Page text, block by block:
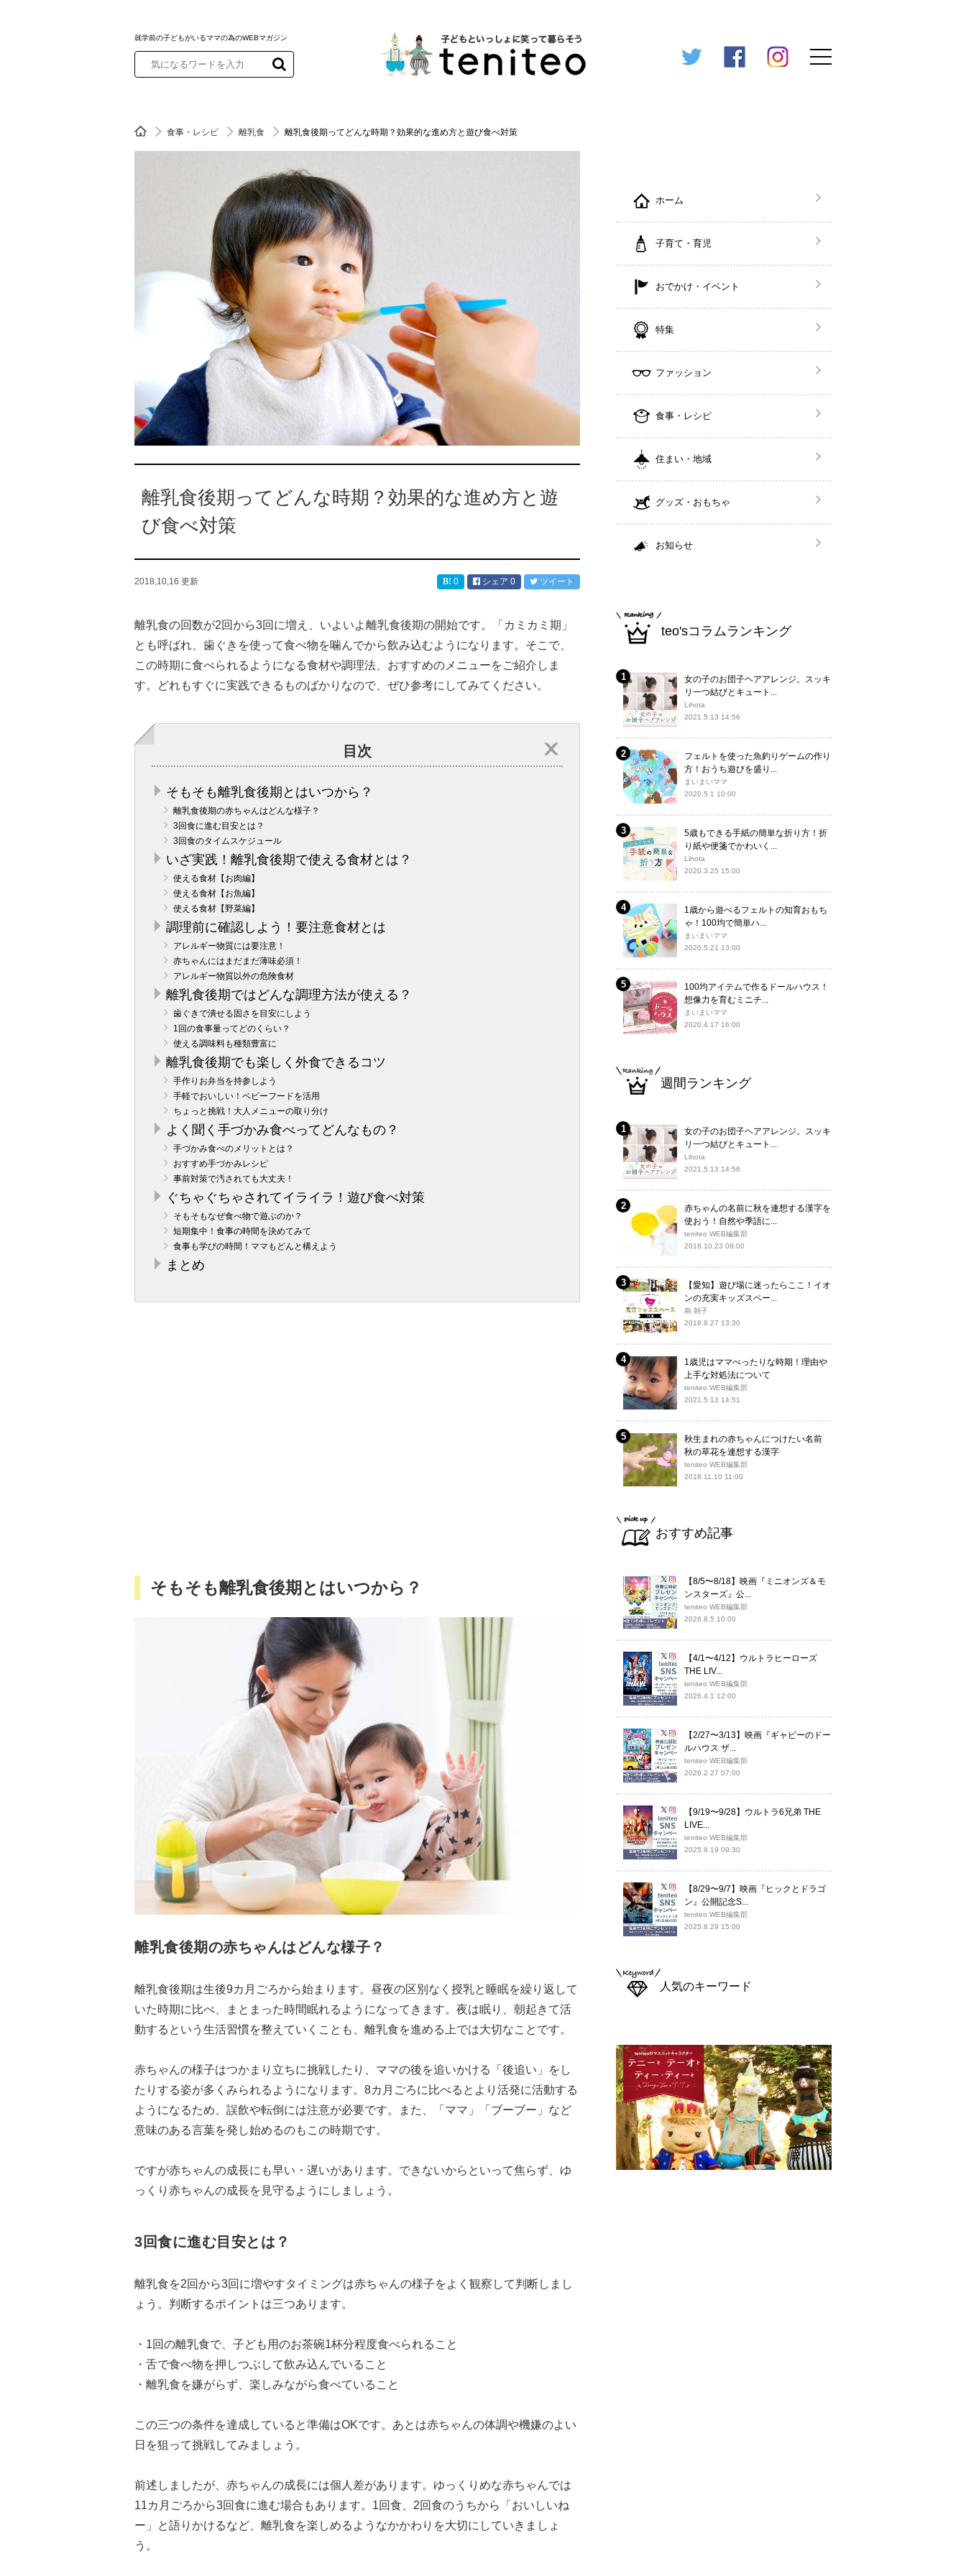
就学前の子どもがいるママの為のWEBマガジン
食事・レシピ 離乳食 離乳食後期ってどんな時期？効果的な進め方と遊び食べ対策
離乳食後期ってどんな時期？効果的な進め方と遊
び食べ対策
2018,10,16 更新 0 シェア 0 ツイート
離乳食の回数が2回から3回に増え、いよいよ離乳食後期の開始です。「カミカミ期」
とも呼ばれ、歯ぐきを使って食べ物を噛んでから飲み込むようになります。そこで、
この時期に食べられるようになる食材や調理法、おすすめのメニューをご紹介しま
す。どれもすぐに実践できるものばかりなので、ぜひ参考にしてみてください。
目次
そもそも離乳食後期とはいつから？
離乳食後期の赤ちゃんはどんな様子？
3回食に進む目安とは？
3回食のタイムスケジュール
いざ実践！離乳食後期で使える食材とは？
使える食材【お肉編】
使える食材【お魚編】
使える食材【野菜編】
調理前に確認しよう！要注意食材とは
アレルギー物質には要注意！
赤ちゃんにはまだまだ薄味必須！
アレルギー物質以外の危険食材
離乳食後期ではどんな調理方法が使える？
歯ぐきで潰せる固さを目安にしよう
1回の食事量ってどのくらい？
使える調味料も種類豊富に
離乳食後期でも楽しく外食できるコツ
手作りお弁当を持参しよう
手軽でおいしい！ベビーフードを活用
ちょっと挑戦！大人メニューの取り分け
よく聞く手づかみ食べってどんなもの？
手づかみ食べのメリットとは？
おすすめ手づかみレシピ
事前対策で汚されても大丈夫！
ぐちゃぐちゃされてイライラ！遊び食べ対策
そもそもなぜ食べ物で遊ぶのか？
短期集中！食事の時間を決めてみて
食事も学びの時間！ママもどんと構えよう
まとめ
そもそも離乳食後期とはいつから？
離乳食後期の赤ちゃんはどんな様子？
離乳食後期は生後9カ月ごろから始まります。昼夜の区別なく授乳と睡眠を繰り返して
いた時期に比べ、まとまった時間眠れるようになってきます。夜は眠り、朝起きて活
動するという生活習慣を整えていくことも、離乳食を進める上では大切なことです。
赤ちゃんの様子はつかまり立ちに挑戦したり、ママの後を追いかける「後追い」をし
たりする姿が多くみられるようになります。8カ月ごろに比べるとより活発に活動する
ようになるため、誤飲や転倒には注意が必要です。また、「ママ」「ブーブー」など
意味のある言葉を発し始めるのもこの時期です。
ですが赤ちゃんの成長にも早い・遅いがあります。できないからといって焦らず、ゆ
っくり赤ちゃんの成長を見守るようにしましょう。
3回食に進む目安とは？
離乳食を2回から3回に増やすタイミングは赤ちゃんの様子をよく観察して判断しまし
ょう。判断するポイントは三つあります。
・1回の離乳食で、子ども用のお茶碗1杯分程度食べられること
・舌で食べ物を押しつぶして飲み込んでいること
・離乳食を嫌がらず、楽しみながら食べていること
この三つの条件を達成していると準備はOKです。あとは赤ちゃんの体調や機嫌のよい
日を狙って挑戦してみましょう。
前述しましたが、赤ちゃんの成長には個人差があります。ゆっくりめな赤ちゃんでは
11カ月ごろから3回食に進む場合もあります。1回食、2回食のうちから「おいしいね
ー」と語りかけるなど、離乳食を楽しめるようなかかわりを大切にしていきましょ
う。
ホーム
子育て・育児
おでかけ・イベント
特集
ファッション
食事・レシピ
住まい・地域
グッズ・おもちゃ
お知らせ
teo'sコラムランキング
女の子のお団子ヘアアレンジ。スッキ
リ一つ結びとキュート...
Lihota
2021.5.13 14:56
フェルトを使った魚釣りゲームの作り
方！おうち遊びを盛り...
まいまいママ
2020.5.1 10:00
5歳もできる手紙の簡単な折り方！折
り紙や便箋でかわいく...
Lihota
2020.3.25 15:00
1歳から遊べるフェルトの知育おもち
ゃ！100均で簡単ハ...
まいまいママ
2020.5.21 13:00
100均アイテムで作るドールハウス！
想像力を育むミニチ...
まいまいママ
2020.4.17 16:00
週間ランキング
女の子のお団子ヘアアレンジ。スッキ
リ一つ結びとキュート...
Lihota
2021.5.13 14:56
赤ちゃんの名前に秋を連想する漢字を
使おう！自然や季語に...
teniteo WEB編集部
2018.10.23 08:00
【愛知】遊び場に迷ったらここ！イオ
ンの充実キッズスペー...
南 朝子
2018.8.27 13:30
1歳児はママべったりな時期！理由や
上手な対処法について
teniteo WEB編集部
2021.5.13 14:51
秋生まれの赤ちゃんにつけたい名前
秋の草花を連想する漢字
teniteo WEB編集部
2018.11.10 11:00
おすすめ記事
【8/5〜8/18】映画『ミニオンズ＆モ
ンスターズ』公...
teniteo WEB編集部
2026.8.5 10:00
【4/1〜4/12】ウルトラヒーローズ
THE LIV...
teniteo WEB編集部
2026.4.1 12:00
【2/27〜3/13】映画『ギャビーのドー
ルハウス ザ...
teniteo WEB編集部
2026.2.27 07:00
【9/19〜9/28】ウルトラ6兄弟 THE
LIVE...
teniteo WEB編集部
2025.9.19 09:30
【8/29〜9/7】映画『ヒックとドラゴ
ン』公開記念S...
teniteo WEB編集部
2025.8.29 15:00
人気のキーワード